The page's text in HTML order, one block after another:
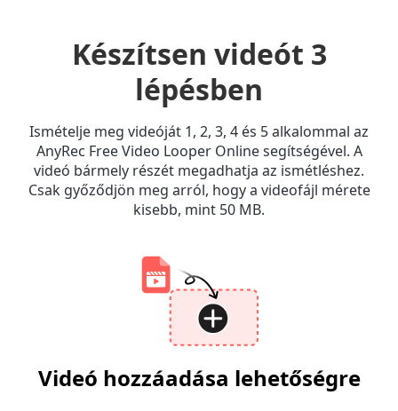
Készítsen videót 3
lépésben
Ismételje meg videóját 1, 2, 3, 4 és 5 alkalommal az
AnyRec Free Video Looper Online segítségével. A
videó bármely részét megadhatja az ismétléshez.
Csak győződjön meg arról, hogy a videofájl mérete
kisebb, mint 50 MB.
Videó hozzáadása lehetőségre